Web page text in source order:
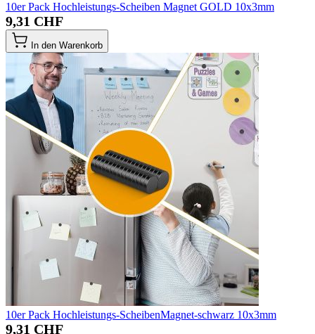
10er Pack Hochleistungs-Scheiben Magnet GOLD 10x3mm
9,31 CHF
In den Warenkorb
10er Pack Hochleistungs-ScheibenMagnet-schwarz 10x3mm
9,31 CHF